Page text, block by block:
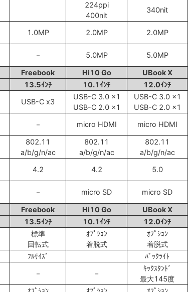
224ppi
400nit
340nit
1.0MP 2.0MP 2.0MP
－ 5.0MP 5.0MP
Freebook Hi10 Go UBook X
13.5ｲﾝﾁ 10.1ｲﾝﾁ 12.0ｲﾝﾁ
USB-C x3
USB-C 3.0 x1
USB-C 2.0 x1
USB-C 3.0 x1
USB-C 2.0 x1
－ micro HDMI micro HDMI
802.11
a/b/g/n/ac
802.11
a/b/g/n/ac
802.11
a/b/g/n/ac
4.2 4.2 5.0
－ micro SD micro SD
Freebook Hi10 Go UBook X
13.5ｲﾝﾁ 10.1ｲﾝﾁ 12.0ｲﾝﾁ
標準
回転式
ｵﾌﾟｼｮﾝ
着脱式
ｵﾌﾟｼｮﾝ
着脱式
ﾌﾙｻｲｽﾞ ﾊﾞｯｸﾗｲﾄ
－ －
ｷｯｸｽﾀﾝﾄﾞ
最大145度